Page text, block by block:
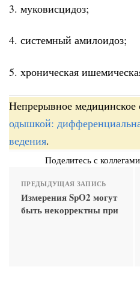
3. муковисцидоз;
4. системный амилоидоз;
5. хроническая
Непрерывное медицинское
одышкой:
ведения.
Поделитесь с
ПРЕДЫДУЩАЯ ЗАПИСЬ
Измерения SpO2 могут
быть некорректны при